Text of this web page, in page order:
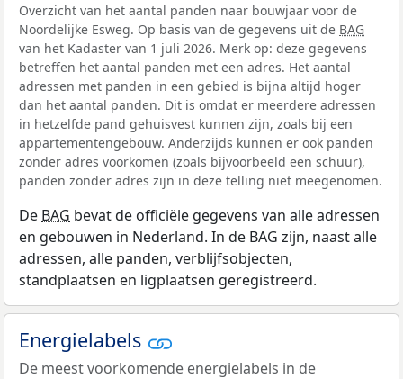
Overzicht van het aantal panden naar bouwjaar voor de
Noordelijke Esweg. Op basis van de gegevens uit de BAG
van het Kadaster van 1 juli 2026. Merk op: deze gegevens
betreffen het aantal panden met een adres. Het aantal
adressen met panden in een gebied is bijna altijd hoger
dan het aantal panden. Dit is omdat er meerdere adressen
in hetzelfde pand gehuisvest kunnen zijn, zoals bij een
appartementengebouw. Anderzijds kunnen er ook panden
zonder adres voorkomen (zoals bijvoorbeeld een schuur),
panden zonder adres zijn in deze telling niet meegenomen.
De BAG bevat de officiële gegevens van alle adressen
en gebouwen in Nederland. In de BAG zijn, naast alle
adressen, alle panden, verblijfsobjecten,
standplaatsen en ligplaatsen geregistreerd.
Energielabels
De meest voorkomende energielabels in de